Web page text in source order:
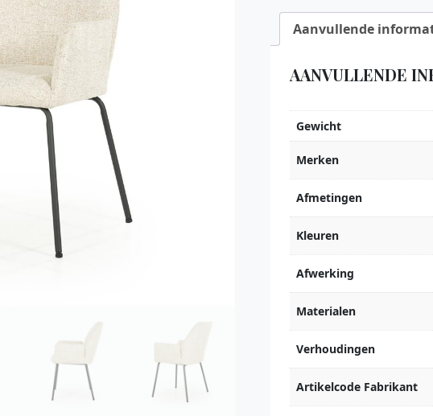
Aanvullende
AANVULLENDE
Gewicht
Merken
Afmetingen
Kleuren
Afwerking
Materialen
Verhoudingen
Artikelcode Fabrikant